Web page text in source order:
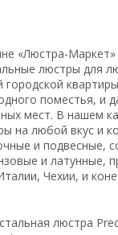
«Люстра-
люстры для
поместья, и
мест. В нашем
на любой вкус и
и подвесные,
и латунные,
Чехии, и